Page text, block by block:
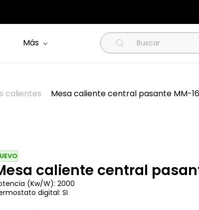
Más
calientes Mesa caliente central pasante MM-
caliente central
(Kw/W): 2000
digital: SI